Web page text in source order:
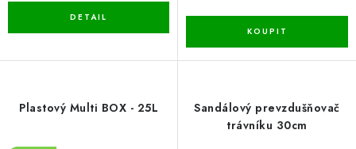
Plastový Multi BOX - 25L
Sandálový prevzdušňovač
trávníku 30cm